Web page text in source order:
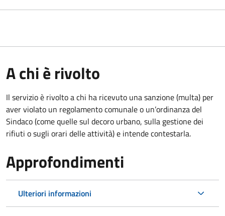
A chi è rivolto
Il servizio è rivolto a chi ha ricevuto una sanzione (multa) per
aver violato un regolamento comunale o un’ordinanza del
Sindaco (come quelle sul decoro urbano, sulla gestione dei
rifiuti o sugli orari delle attività) e intende contestarla.
Approfondimenti
Ulteriori informazioni